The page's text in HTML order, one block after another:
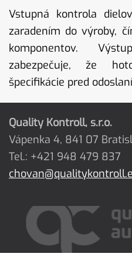
Vstupná kontrola
zaradením do výroby,
komponentov.
zabezpečuje, že
špecifikácie pred
Quality Kontroll, s.r.o.
Vápenka 4, 841 07
Tel.: +421 948 479 837